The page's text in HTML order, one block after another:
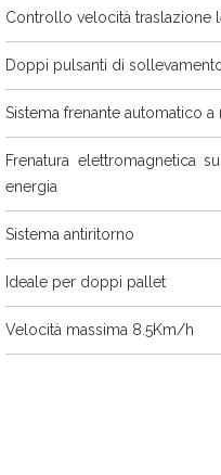
Controllo velocità traslazione
Doppi pulsanti di
Sistema frenante automatico a
Frenatura elettromagnetica
energia
Sistema antiritorno
Ideale per doppi pallet
Velocità massima 8.5Km/h